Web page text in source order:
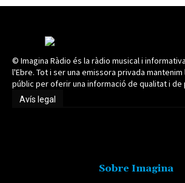
© Imagina Ràdio és la ràdio musical i
l'Ebre. Tot i ser una emissora privada
públic per oferir una informació de qualitat i de
Avís legal
Sobre Imagina